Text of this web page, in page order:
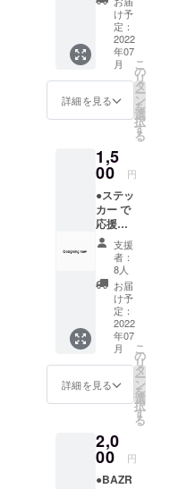
ている
写真を
撮影し
て、後
日お礼
のメー
ルに添
だきま
す。
リンク
を一杯
奢れま
す。 お
酒より
ポカリ
派で
す。ラ
イブ前
リがあ
ると助
かりま
す！水
分補給
大事！
沢山飲
ませて
下さ
い！ イ
ベント
当日、
乾杯し
ている
写真を
撮影し
て、後
付して
送らせ
ていた
だきま
け予
定：
2022
年07
月
詳細を見る
こ
の
リ
タ
ー
ン
を
選
択
す
る
1,5
00 円
●ステッ
カー で
応援！
￥1500(
送料込
み) ※バ
ズナイ
トから
物販に
並ぶ
ニュー
アイテ
ムを先
取り！
※札幌公
演に間
よう
2022/6/
16(木)
までに
支援
者：
8人
お届
け予
定：
2022
年07
月
詳細を見る
こ
の
リ
タ
ー
ン
を
選
択
す
る
2,0
00 円
●BAZR